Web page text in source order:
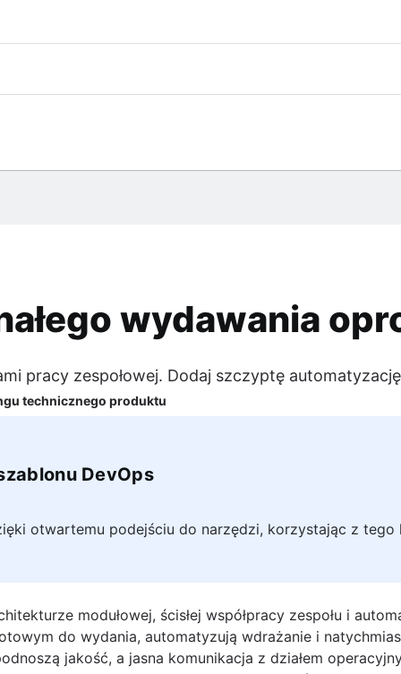
na rynek
inteligencji
wydawania
pracy zespołowej. Dodaj szczyptę
technicznego produktu
DevOps
otwartemu podejściu do narzędzi, korzystając z tego
modułowej, ścisłej współpracy zespołu i
do wydania, automatyzują wdrażanie i
jakość, a jasna komunikacja z działem